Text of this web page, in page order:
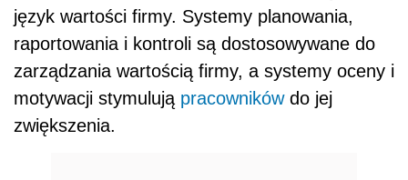
język wartości firmy. Systemy planowania,
raportowania i kontroli są dostosowywane do
zarządzania wartością firmy, a systemy oceny i
motywacji stymulują pracownikówdo jej
zwiększenia.